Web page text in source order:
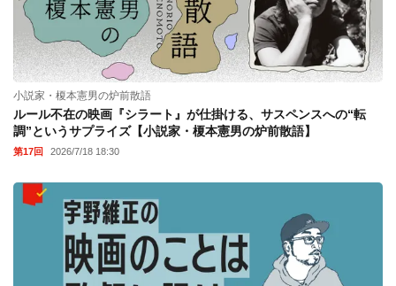
小説家・榎本憲男の炉前散語
ルール不在の映画『シラート』が仕掛ける、サスペンスへの“転
調”というサプライズ【小説家・榎本憲男の炉前散語】
第17回 2026/7/18 18:30